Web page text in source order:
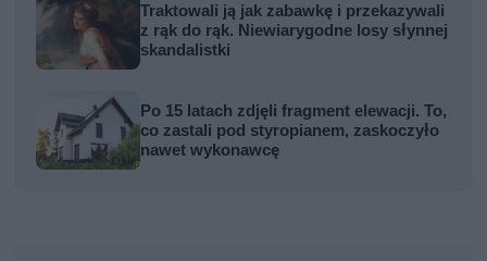
Traktowali ją jak zabawkę i przekazywali
z rąk do rąk. Niewiarygodne losy słynnej
skandalistki
Po 15 latach zdjęli fragment elewacji. To,
co zastali pod styropianem, zaskoczyło
nawet wykonawcę